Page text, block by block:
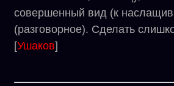
совершенный вид (к
(разговорное). Сделать
[Ушаков]